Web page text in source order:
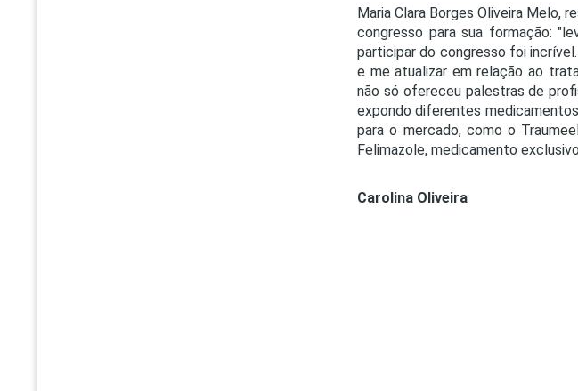
Maria Clara Borges Oliveira Melo,
congresso para sua formação:
participar do congresso foi
e me atualizar em relação ao
não só ofereceu palestras de
expondo diferentes
para o mercado, como o
Felimazole, medicamento
Carolina Oliveira